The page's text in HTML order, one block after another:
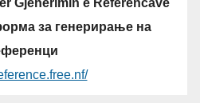
Gjenerimin e Referencave
за генерирање на